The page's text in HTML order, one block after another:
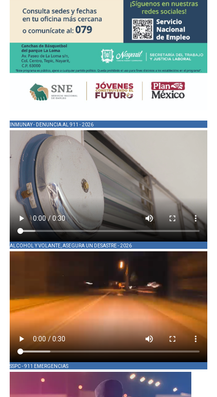
INMUNAY - DENUNCIA AL 911 - 2026
ALCOHOL Y VOLANTE, ASEGURA UN DESASTRE - 2026
SSPC - 911 EMERGENCIAS